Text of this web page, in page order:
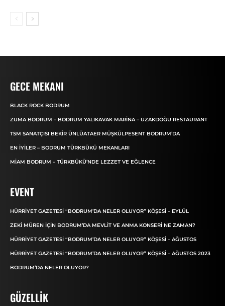
GECE MEKANI
BLACK ROCK BODRUM
ZUMA BODRUM – BODRUM YALIKAVAK MARINA – UZAKDOĞU RESTAURANT
TSM SANATÇISI BEKIR ÜNLÜATAER MÜŞKÜLPESENT BODRUM’DA
EN İYILER – BODRUM TÜRKBÜKÜ MEKANLARI
MIAM BODRUM – TÜRKBÜKÜ’NDE LEZZET VE EĞLENCE
EVENT
HÜRRIYET GAZETESI “BODRUM’DA NELER OLUYOR” KÖŞESI – EYLÜL
ZEKI MÜREN IÇIN BODRUM’DA MEVLIT VE ANMA KONSERI NE ZAMAN?
HÜRRIYET GAZETESI “BODRUM’DA NELER OLUYOR” KÖŞESI – AĞUSTOS
HÜRRIYET GAZETESI “BODRUM’DA NELER OLUYOR” KÖŞESI – AĞUSTOS 2023
BODRUM’DA NELER OLUYOR?
GÜZELLIK